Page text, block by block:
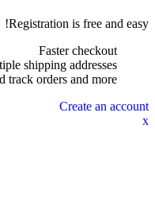
Registration is free and easy!
Faster checkout
shipping addresses
track orders and more
Create an account
x